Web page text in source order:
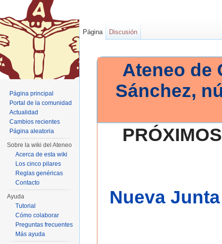
Ateneo de
Sánchez,
Nueva
Página Discusión
Página principal
Portal de la comunidad
Actualidad
Cambios recientes
Página aleatoria
Sobre la wiki del Ateneo
Acerca de esta wiki
Los cinco pilares
Reglas genéricas
Contacto
Ayuda
Tutorial
Cómo colaborar
Preguntas frecuentes
Más ayuda